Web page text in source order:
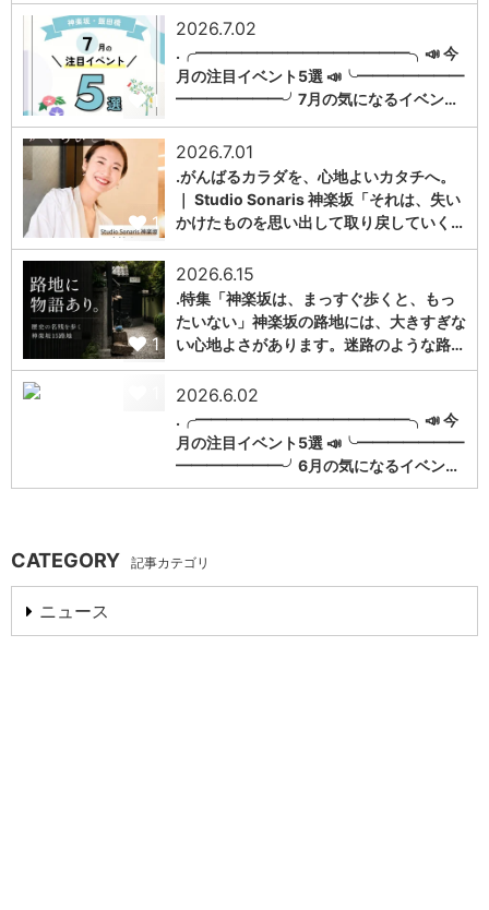
1
2026.7.02
.╭━━━━━━━━━━━━━━╮📣 今
月の注目イベント5選 📣╰━━━━━━━
━━━━━━━╯7月の気になるイベン…
1
2026.7.01
.がんばるカラダを、心地よいカタチへ。
｜ Studio Sonaris 神楽坂「それは、失い
かけたものを思い出して取り戻していく…
1
2026.6.15
.特集「神楽坂は、まっすぐ歩くと、もっ
たいない」神楽坂の路地には、大きすぎな
い心地よさがあります。迷路のような路…
2026.6.02
.╭━━━━━━━━━━━━━━╮📣 今
月の注目イベント5選 📣╰━━━━━━━
━━━━━━━╯6月の気になるイベン…
CATEGORY 記事カテゴリ
ニュース